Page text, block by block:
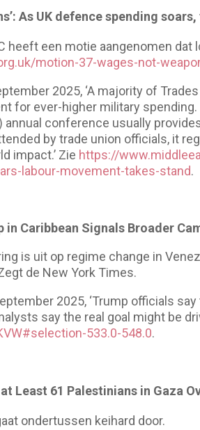
As UK defence spending
heeft een motie aangenomen
motion-37-wages-not-
2025, ‘A majority of
for ever-higher military
annual conference usually
by trade union officials, it
impact.’ Zie https://
labour-movement-takes-stand.
in Caribbean Signals Broader
is uit op regime change in
de New York Times.
2025, ‘Trump officials
say the real goal might be
533.0-548.0.
Least 61 Palestinians in Gaza
ondertussen keihard door.